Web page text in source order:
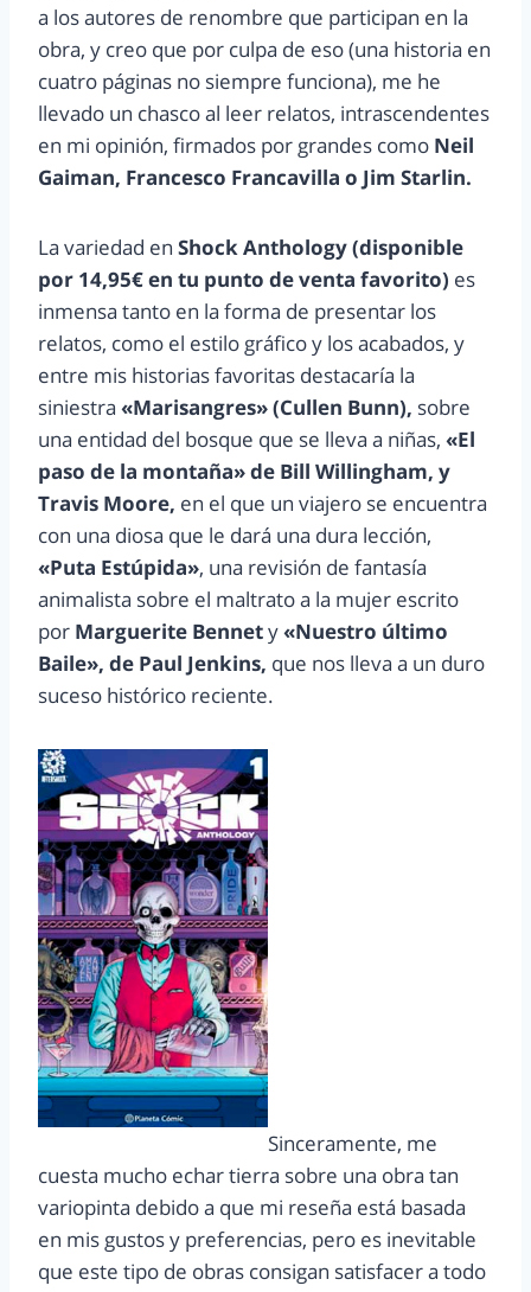
a los autores de renombre que participan en la
obra, y creo que por culpa de eso (una historia en
cuatro páginas no siempre funciona), me he
llevado un chasco al leer relatos, intrascendentes
en mi opinión, firmados por grandes como Neil
Gaiman, Francesco Francavilla o Jim Starlin.
La variedad en Shock Anthology (disponible
por 14,95€ en tu punto de venta favorito) es
inmensa tanto en la forma de presentar los
relatos, como el estilo gráfico y los acabados, y
entre mis historias favoritas destacaría la
siniestra «Marisangres» (Cullen Bunn), sobre
una entidad del bosque que se lleva a niñas, «El
paso de la montaña» de Bill Willingham, y
Travis Moore, en el que un viajero se encuentra
con una diosa que le dará una dura lección,
«Puta Estúpida», una revisión de fantasía
animalista sobre el maltrato a la mujer escrito
por Marguerite Bennety«Nuestro último
Baile», de Paul Jenkins, que nos lleva a un duro
suceso histórico reciente.
Sinceramente, me
cuesta mucho echar tierra sobre una obra tan
variopinta debido a que mi reseña está basada
en mis gustos y preferencias, pero es inevitable
que este tipo de obras consigan satisfacer a todo